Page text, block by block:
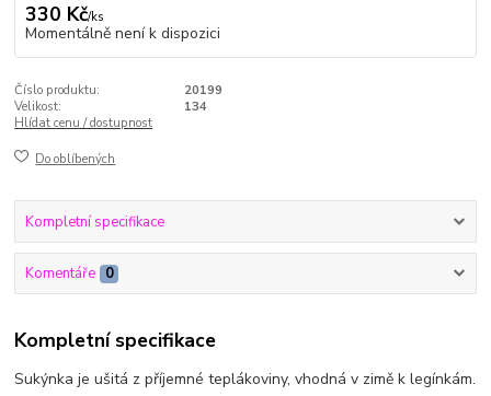
330 Kč/ks
Momentálně není k dispozici
Číslo produktu:
20199
Velikost:
134
Hlídat cenu / dostupnost
Do oblíbených
Kompletní specifikace
Komentáře 0
Kompletní specifikace
Sukýnka je ušitá z příjemné teplákoviny, vhodná v zimě k legínkám.